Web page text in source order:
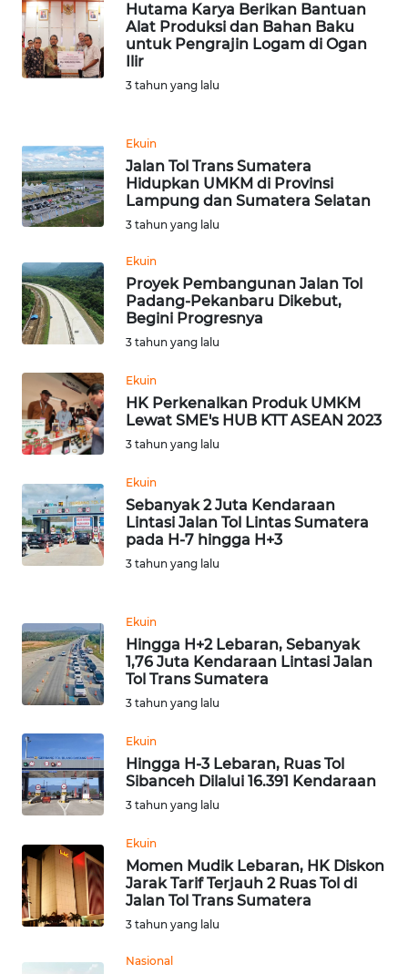
Hutama Karya Berikan Bantuan
Alat Produksi dan Bahan Baku
untuk Pengrajin Logam di Ogan
Ilir
3 tahun yang lalu
Ekuin
Jalan Tol Trans Sumatera
Hidupkan UMKM di Provinsi
Lampung dan Sumatera Selatan
3 tahun yang lalu
Ekuin
Proyek Pembangunan Jalan Tol
Padang-Pekanbaru Dikebut,
Begini Progresnya
3 tahun yang lalu
Ekuin
HK Perkenalkan Produk UMKM
Lewat SME's HUB KTT ASEAN 2023
3 tahun yang lalu
Ekuin
Sebanyak 2 Juta Kendaraan
Lintasi Jalan Tol Lintas Sumatera
pada H-7 hingga H+3
3 tahun yang lalu
Ekuin
Hingga H+2 Lebaran, Sebanyak
1,76 Juta Kendaraan Lintasi Jalan
Tol Trans Sumatera
3 tahun yang lalu
Ekuin
Hingga H-3 Lebaran, Ruas Tol
Sibanceh Dilalui 16.391 Kendaraan
3 tahun yang lalu
Ekuin
Momen Mudik Lebaran, HK Diskon
Jarak Tarif Terjauh 2 Ruas Tol di
Jalan Tol Trans Sumatera
3 tahun yang lalu
Nasional
WN
TANJUNG
LESUNG
WN
SIMALUNGUN
WN
WN
TAPANULI
TENGAH
WN DELI
SERDANG
WN
TINGGI
WN
PAKPAK
KARAWANG
WN
BEKASI
BOGOR
WN
WN
TAPANULI
UTARA
WN